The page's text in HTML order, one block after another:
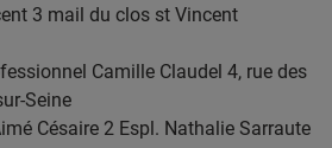
3 mail du clos st Vincent
Camille Claudel 4, rue des
Seine
Césaire 2 Espl. Nathalie Sarraute